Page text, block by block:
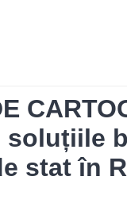
soluțiile
stat în